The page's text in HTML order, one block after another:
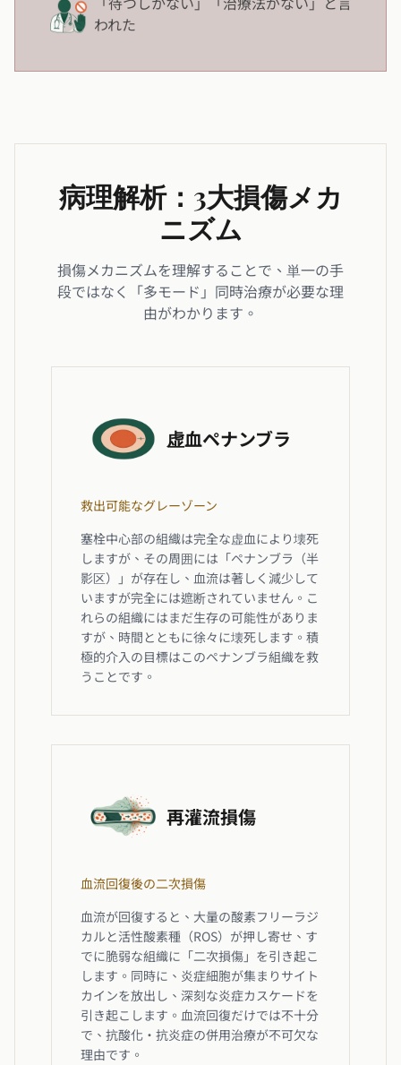
われた
病理解析：3大損傷メカ
ニズム
損傷メカニズムを理解することで、単一の手
段ではなく「多モード」同時治療が必要な理
由がわかります。
虚血ペナンブラ
救出可能なグレーゾーン
塞栓中心部の組織は完全な虚血により壊死
しますが、その周囲には「ペナンブラ（半
影区）」が存在し、血流は著しく減少して
いますが完全には遮断されていません。こ
れらの組織にはまだ生存の可能性がありま
すが、時間とともに徐々に壊死します。積
極的介入の目標はこのペナンブラ組織を救
うことです。
再灌流損傷
血流回復後の二次損傷
血流が回復すると、大量の酸素フリーラジ
カルと活性酸素種（ROS）が押し寄せ、す
でに脆弱な組織に「二次損傷」を引き起こ
します。同時に、炎症細胞が集まりサイト
カインを放出し、深刻な炎症カスケードを
引き起こします。血流回復だけでは不十分
で、抗酸化・抗炎症の併用治療が不可欠な
理由です。